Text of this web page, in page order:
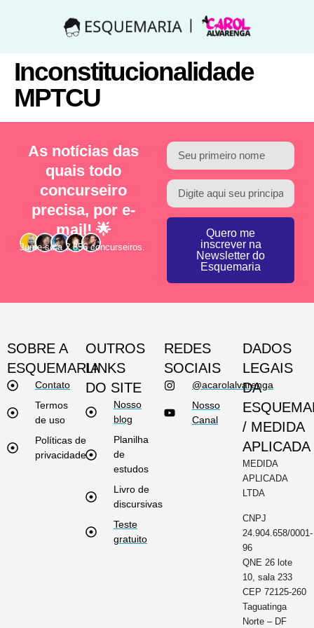
Inconstitucionalidade
MPTCU
As notícias das
quais todo
concurseiro
precisa, por e-
mail! 🌟
Junte-se a 2.856 concurseiros.
Quero me
inscrever na
Newsletter do
Esquemaria
SOBRE A
ESQUEMARIA
Contato
Termos
de uso
Políticas de
privacidade
OUTROS
LINKS
DO SITE
Nosso
blog
Planilha
de
estudos
Livro de
discursivas
Teste
gratuito
REDES
SOCIAIS
@acarolalvarenga
Nosso
Canal
DADOS
LEGAIS
DA
/ MEDIDA
APLICADA
MEDIDA
APLICADA
LTDA
CNPJ
24.904.658/0001-
96
QNE 26 lote
10, sala 233
CEP 72125-260
Taguatinga
Norte – DF